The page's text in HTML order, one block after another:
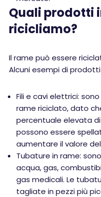
Quali prodotti
ricicliamo?
Il rame può essere
Alcuni esempi di
Fili e cavi elettrici:
rame riciclato, dato
percentuale elevata
possono essere
aumentare il valore
Tubature in rame:
acqua, gas,
gas medicali. Le
tagliate in pezzi più